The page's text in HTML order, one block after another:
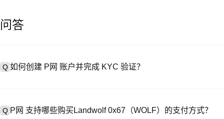
问答
Q 如何创建 P网 账户并完成 KYC 验证？
Q P网 支持哪些购买Landwolf 0x67（WOLF）的支付方式？